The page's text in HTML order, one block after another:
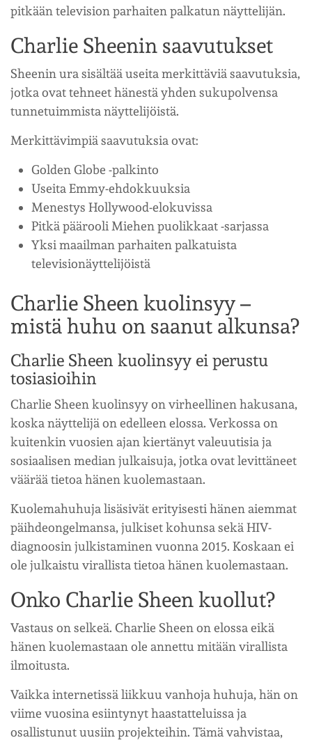
pitkään television parhaiten palkatun näyttelijän.
Charlie Sheenin saavutukset
Sheenin ura sisältää useita merkittäviä saavutuksia,
jotka ovat tehneet hänestä yhden sukupolvensa
tunnetuimmista näyttelijöistä.
Merkittävimpiä saavutuksia ovat:
Golden Globe -palkinto
Useita Emmy-ehdokkuuksia
Menestys Hollywood-elokuvissa
Pitkä päärooli Miehen puolikkaat -sarjassa
Yksi maailman parhaiten palkatuista
televisionäyttelijöistä
Charlie Sheen kuolinsyy –
mistä huhu on saanut alkunsa?
Charlie Sheen kuolinsyy ei perustu
tosiasioihin
Charlie Sheen kuolinsyy on virheellinen hakusana,
koska näyttelijä on edelleen elossa. Verkossa on
kuitenkin vuosien ajan kiertänyt valeuutisia ja
sosiaalisen median julkaisuja, jotka ovat levittäneet
väärää tietoa hänen kuolemastaan.
Kuolemahuhuja lisäsivät erityisesti hänen aiemmat
päihdeongelmansa, julkiset kohunsa sekä HIV-
diagnoosin julkistaminen vuonna 2015. Koskaan ei
ole julkaistu virallista tietoa hänen kuolemastaan.
Onko Charlie Sheen kuollut?
Vastaus on selkeä. Charlie Sheen on elossa eikä
hänen kuolemastaan ole annettu mitään virallista
ilmoitusta.
Vaikka internetissä liikkuu vanhoja huhuja, hän on
viime vuosina esiintynyt haastatteluissa ja
osallistunut uusiin projekteihin. Tämä vahvistaa,